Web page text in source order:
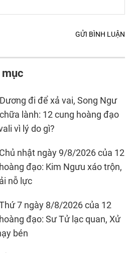
GỬI BÌNH LUẬN
đi để xả vai, Song Ngư
lành: 12 cung hoàng đạo
vì lý do gì?
nhật ngày 9/8/2026 của 12
đạo: Kim Ngưu xáo trộn,
nỗ lực
7 ngày 8/8/2026 của 12
đạo: Sư Tử lạc quan, Xử
bén